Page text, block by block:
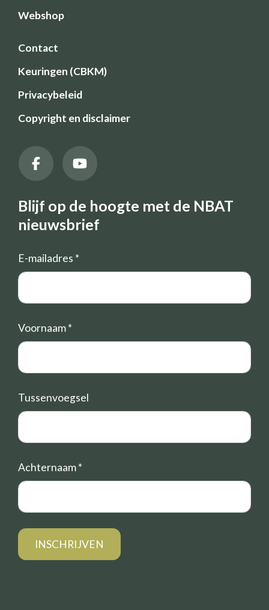
Webshop
Contact
Keuringen (CBKM)
Privacybeleid
Copyright en disclaimer
Blijf op de hoogte met de NBAT
nieuwsbrief
E-mailadres *
Voornaam*
Tussenvoegsel
Achternaam*